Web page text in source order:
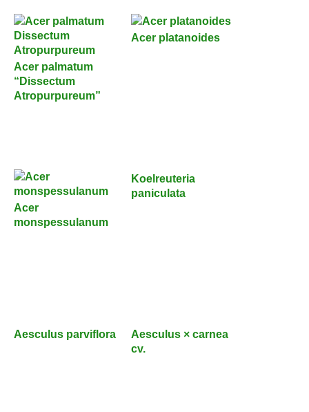
Acer palmatum
“Dissectum
Atropurpureum”
Acer platanoides
Acer
monspessulanum
Koelreuteria
paniculata
Aesculus parviflora
Aesculus × carnea
cv.